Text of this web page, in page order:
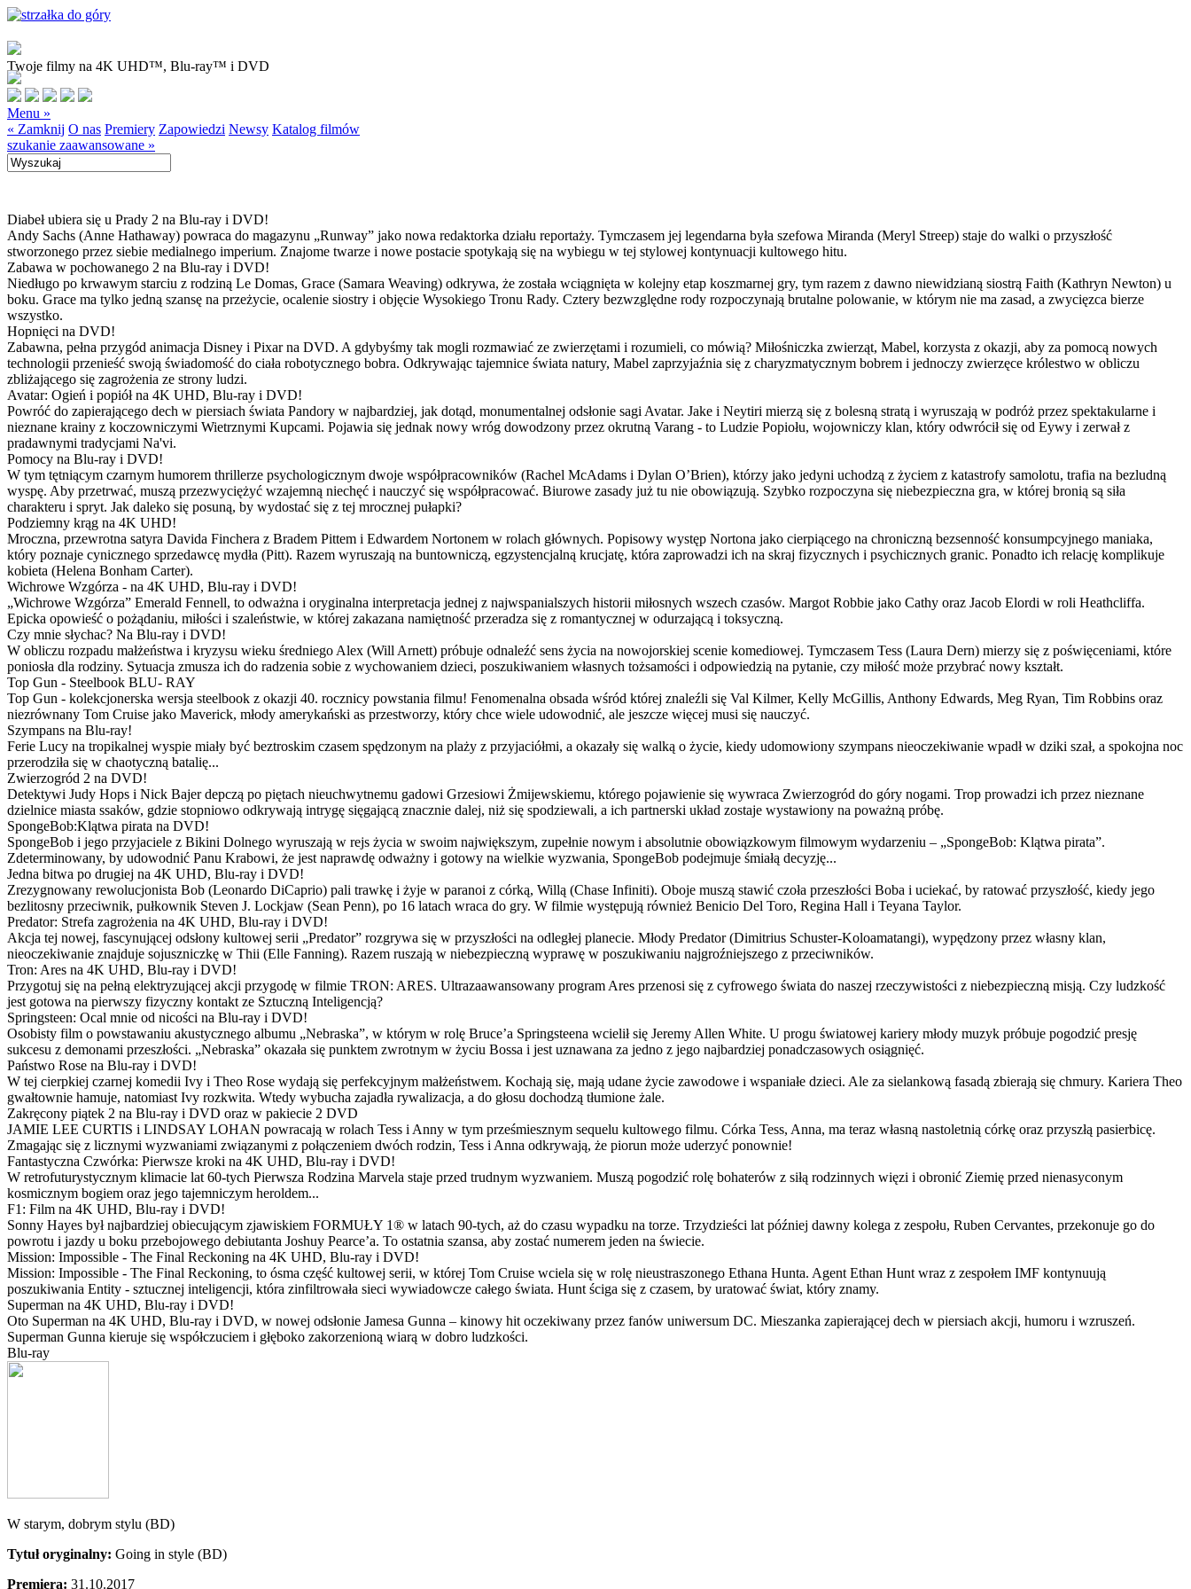
Twoje filmy na 4K UHD™, Blu-ray™ i DVD
Menu »
« Zamknij O nas Premiery Zapowiedzi Newsy Katalog filmów
szukanie zaawansowane »
Diabeł ubiera się u Prady 2 na Blu-ray i DVD!
Andy Sachs (Anne Hathaway) powraca do magazynu „Runway” jako nowa redaktorka działu reportaży. Tymczasem jej legendarna była szefowa Miranda (Meryl Streep) staje do walki o przyszłość
stworzonego przez siebie medialnego imperium. Znajome twarze i nowe postacie spotykają się na wybiegu w tej stylowej kontynuacji kultowego hitu.
Zabawa w pochowanego 2 na Blu-ray i DVD!
Niedługo po krwawym starciu z rodziną Le Domas, Grace (Samara Weaving) odkrywa, że została wciągnięta w kolejny etap koszmarnej gry, tym razem z dawno niewidzianą siostrą Faith (Kathryn Newton) u
boku. Grace ma tylko jedną szansę na przeżycie, ocalenie siostry i objęcie Wysokiego Tronu Rady. Cztery bezwzględne rody rozpoczynają brutalne polowanie, w którym nie ma zasad, a zwycięzca bierze
wszystko.
Hopnięci na DVD!
Zabawna, pełna przygód animacja Disney i Pixar na DVD. A gdybyśmy tak mogli rozmawiać ze zwierzętami i rozumieli, co mówią? Miłośniczka zwierząt, Mabel, korzysta z okazji, aby za pomocą nowych
technologii przenieść swoją świadomość do ciała robotycznego bobra. Odkrywając tajemnice świata natury, Mabel zaprzyjaźnia się z charyzmatycznym bobrem i jednoczy zwierzęce królestwo w obliczu
zbliżającego się zagrożenia ze strony ludzi.
Avatar: Ogień i popiół na 4K UHD, Blu-ray i DVD!
Powróć do zapierającego dech w piersiach świata Pandory w najbardziej, jak dotąd, monumentalnej odsłonie sagi Avatar. Jake i Neytiri mierzą się z bolesną stratą i wyruszają w podróż przez spektakularne i
nieznane krainy z koczowniczymi Wietrznymi Kupcami. Pojawia się jednak nowy wróg dowodzony przez okrutną Varang - to Ludzie Popiołu, wojowniczy klan, który odwrócił się od Eywy i zerwał z
pradawnymi tradycjami Na'vi.
Pomocy na Blu-ray i DVD!
W tym tętniącym czarnym humorem thrillerze psychologicznym dwoje współpracowników (Rachel McAdams i Dylan O’Brien), którzy jako jedyni uchodzą z życiem z katastrofy samolotu, trafia na bezludną
wyspę. Aby przetrwać, muszą przezwyciężyć wzajemną niechęć i nauczyć się współpracować. Biurowe zasady już tu nie obowiązują. Szybko rozpoczyna się niebezpieczna gra, w której bronią są siła
charakteru i spryt. Jak daleko się posuną, by wydostać się z tej mrocznej pułapki?
Podziemny krąg na 4K UHD!
Mroczna, przewrotna satyra Davida Finchera z Bradem Pittem i Edwardem Nortonem w rolach głównych. Popisowy występ Nortona jako cierpiącego na chroniczną bezsenność konsumpcyjnego maniaka,
który poznaje cynicznego sprzedawcę mydła (Pitt). Razem wyruszają na buntowniczą, egzystencjalną krucjatę, która zaprowadzi ich na skraj fizycznych i psychicznych granic. Ponadto ich relację komplikuje
kobieta (Helena Bonham Carter).
Wichrowe Wzgórza - na 4K UHD, Blu-ray i DVD!
„Wichrowe Wzgórza” Emerald Fennell, to odważna i oryginalna interpretacja jednej z najwspanialszych historii miłosnych wszech czasów. Margot Robbie jako Cathy oraz Jacob Elordi w roli Heathcliffa.
Epicka opowieść o pożądaniu, miłości i szaleństwie, w której zakazana namiętność przeradza się z romantycznej w odurzającą i toksyczną.
Czy mnie słychac? Na Blu-ray i DVD!
W obliczu rozpadu małżeństwa i kryzysu wieku średniego Alex (Will Arnett) próbuje odnaleźć sens życia na nowojorskiej scenie komediowej. Tymczasem Tess (Laura Dern) mierzy się z poświęceniami, które
poniosła dla rodziny. Sytuacja zmusza ich do radzenia sobie z wychowaniem dzieci, poszukiwaniem własnych tożsamości i odpowiedzią na pytanie, czy miłość może przybrać nowy kształt.
Top Gun - Steelbook BLU- RAY
Top Gun - kolekcjonerska wersja steelbook z okazji 40. rocznicy powstania filmu! Fenomenalna obsada wśród której znaleźli się Val Kilmer, Kelly McGillis, Anthony Edwards, Meg Ryan, Tim Robbins oraz
niezrównany Tom Cruise jako Maverick, młody amerykański as przestworzy, który chce wiele udowodnić, ale jeszcze więcej musi się nauczyć.
Szympans na Blu-ray!
Ferie Lucy na tropikalnej wyspie miały być beztroskim czasem spędzonym na plaży z przyjaciółmi, a okazały się walką o życie, kiedy udomowiony szympans nieoczekiwanie wpadł w dziki szał, a spokojna noc
przerodziła się w chaotyczną batalię...
Zwierzogród 2 na DVD!
Detektywi Judy Hops i Nick Bajer depczą po piętach nieuchwytnemu gadowi Grzesiowi Żmijewskiemu, którego pojawienie się wywraca Zwierzogród do góry nogami. Trop prowadzi ich przez nieznane
dzielnice miasta ssaków, gdzie stopniowo odkrywają intrygę sięgającą znacznie dalej, niż się spodziewali, a ich partnerski układ zostaje wystawiony na poważną próbę.
SpongeBob:Klątwa pirata na DVD!
SpongeBob i jego przyjaciele z Bikini Dolnego wyruszają w rejs życia w swoim największym, zupełnie nowym i absolutnie obowiązkowym filmowym wydarzeniu – „SpongeBob: Klątwa pirata”.
Zdeterminowany, by udowodnić Panu Krabowi, że jest naprawdę odważny i gotowy na wielkie wyzwania, SpongeBob podejmuje śmiałą decyzję...
Jedna bitwa po drugiej na 4K UHD, Blu-ray i DVD!
Zrezygnowany rewolucjonista Bob (Leonardo DiCaprio) pali trawkę i żyje w paranoi z córką, Willą (Chase Infiniti). Oboje muszą stawić czoła przeszłości Boba i uciekać, by ratować przyszłość, kiedy jego
bezlitosny przeciwnik, pułkownik Steven J. Lockjaw (Sean Penn), po 16 latach wraca do gry. W filmie występują również Benicio Del Toro, Regina Hall i Teyana Taylor.
Predator: Strefa zagrożenia na 4K UHD, Blu-ray i DVD!
Akcja tej nowej, fascynującej odsłony kultowej serii „Predator” rozgrywa się w przyszłości na odległej planecie. Młody Predator (Dimitrius Schuster-Koloamatangi), wypędzony przez własny klan,
nieoczekiwanie znajduje sojuszniczkę w Thii (Elle Fanning). Razem ruszają w niebezpieczną wyprawę w poszukiwaniu najgroźniejszego z przeciwników.
Tron: Ares na 4K UHD, Blu-ray i DVD!
Przygotuj się na pełną elektryzującej akcji przygodę w filmie TRON: ARES. Ultrazaawansowany program Ares przenosi się z cyfrowego świata do naszej rzeczywistości z niebezpieczną misją. Czy ludzkość
jest gotowa na pierwszy fizyczny kontakt ze Sztuczną Inteligencją?
Springsteen: Ocal mnie od nicości na Blu-ray i DVD!
Osobisty film o powstawaniu akustycznego albumu „Nebraska”, w którym w rolę Bruce’a Springsteena wcielił się Jeremy Allen White. U progu światowej kariery młody muzyk próbuje pogodzić presję
sukcesu z demonami przeszłości. „Nebraska” okazała się punktem zwrotnym w życiu Bossa i jest uznawana za jedno z jego najbardziej ponadczasowych osiągnięć.
Państwo Rose na Blu-ray i DVD!
W tej cierpkiej czarnej komedii Ivy i Theo Rose wydają się perfekcyjnym małżeństwem. Kochają się, mają udane życie zawodowe i wspaniałe dzieci. Ale za sielankową fasadą zbierają się chmury. Kariera Theo
gwałtownie hamuje, natomiast Ivy rozkwita. Wtedy wybucha zajadła rywalizacja, a do głosu dochodzą tłumione żale.
Zakręcony piątek 2 na Blu-ray i DVD oraz w pakiecie 2 DVD
JAMIE LEE CURTIS i LINDSAY LOHAN powracają w rolach Tess i Anny w tym prześmiesznym sequelu kultowego filmu. Córka Tess, Anna, ma teraz własną nastoletnią córkę oraz przyszłą pasierbicę.
Zmagając się z licznymi wyzwaniami związanymi z połączeniem dwóch rodzin, Tess i Anna odkrywają, że piorun może uderzyć ponownie!
Fantastyczna Czwórka: Pierwsze kroki na 4K UHD, Blu-ray i DVD!
W retrofuturystycznym klimacie lat 60-tych Pierwsza Rodzina Marvela staje przed trudnym wyzwaniem. Muszą pogodzić rolę bohaterów z siłą rodzinnych więzi i obronić Ziemię przed nienasyconym
kosmicznym bogiem oraz jego tajemniczym heroldem...
F1: Film na 4K UHD, Blu-ray i DVD!
Sonny Hayes był najbardziej obiecującym zjawiskiem FORMUŁY 1® w latach 90-tych, aż do czasu wypadku na torze. Trzydzieści lat później dawny kolega z zespołu, Ruben Cervantes, przekonuje go do
powrotu i jazdy u boku przebojowego debiutanta Joshuy Pearce’a. To ostatnia szansa, aby zostać numerem jeden na świecie.
Mission: Impossible - The Final Reckoning na 4K UHD, Blu-ray i DVD!
Mission: Impossible - The Final Reckoning, to ósma część kultowej serii, w której Tom Cruise wciela się w rolę nieustraszonego Ethana Hunta. Agent Ethan Hunt wraz z zespołem IMF kontynuują
poszukiwania Entity - sztucznej inteligencji, która zinfiltrowała sieci wywiadowcze całego świata. Hunt ściga się z czasem, by uratować świat, który znamy.
Superman na 4K UHD, Blu-ray i DVD!
Oto Superman na 4K UHD, Blu-ray i DVD, w nowej odsłonie Jamesa Gunna – kinowy hit oczekiwany przez fanów uniwersum DC. Mieszanka zapierającej dech w piersiach akcji, humoru i wzruszeń.
Superman Gunna kieruje się współczuciem i głęboko zakorzenioną wiarą w dobro ludzkości.
Blu-ray
W starym, dobrym stylu (BD)
Tytuł oryginalny: Going in style (BD)
Premiera: 31.10.2017